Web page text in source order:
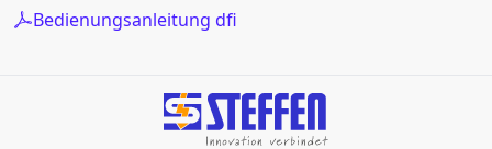
Bedienungsanleitung dfi